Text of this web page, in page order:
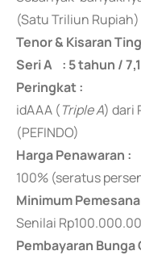
(Satu Triliun Rupiah)
Tenor & Kisaran
Seri A : 5 tahun /
Peringkat :
idAAA (Triple A) dari
(PEFINDO)
Harga Penawaran :
100% (seratus
Minimum
Senilai
Pembayaran Bunga